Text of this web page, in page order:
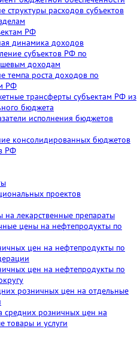
структуры расходов субъектов
РФ
динамика доходов
субъектов РФ по
доходам
темпа роста доходов по
РФ
трансферты субъектам РФ из
бюджета
исполнения бюджетов
консолидированных бюджетов
РФ
проектов
на лекарственные препараты
цены на нефтепродукты по
цен на нефтепродукты по
цен на нефтепродукты по
розничных цен на отдельные
средних розничных цен на
товары и услуги